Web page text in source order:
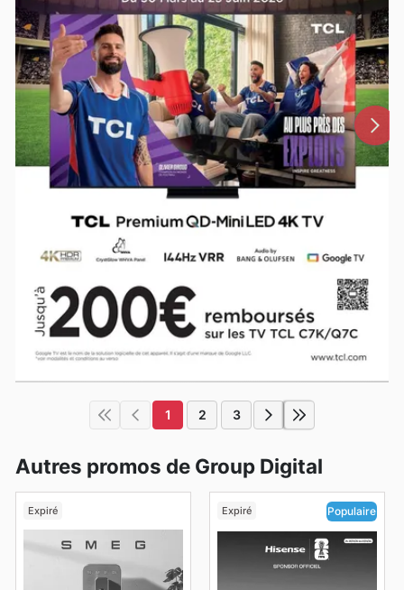
1 2 3
Autres promos de Group Digital
Expiré Expiré Populaire